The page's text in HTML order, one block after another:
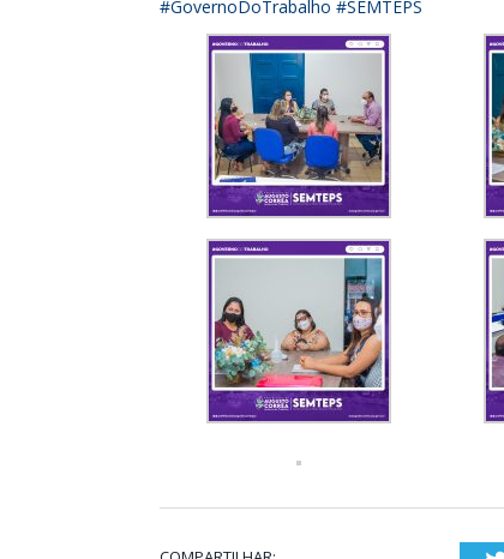
#GovernoDoTrabalho #SEMTEPS